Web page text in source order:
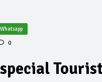
Whatsapp
0